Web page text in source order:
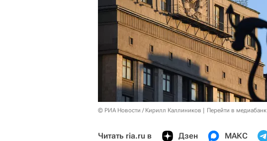
© РИА Новости / Кирилл Каллиников Перейти в медиабанк
Читать ria.ru в Дзен МАКС